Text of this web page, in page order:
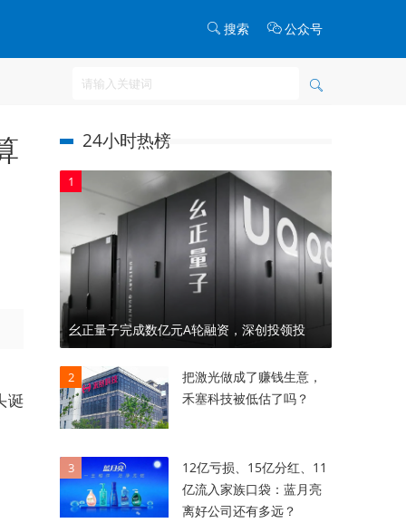
搜索 公众号
诞
24小时热榜
1
幺正量子完成数亿元A轮融资，深创投领投
2
把激光做成了赚钱生意，
禾塞科技被低估了吗？
3
12亿亏损、15亿分红、11
亿流入家族口袋：蓝月亮
离好公司还有多远？